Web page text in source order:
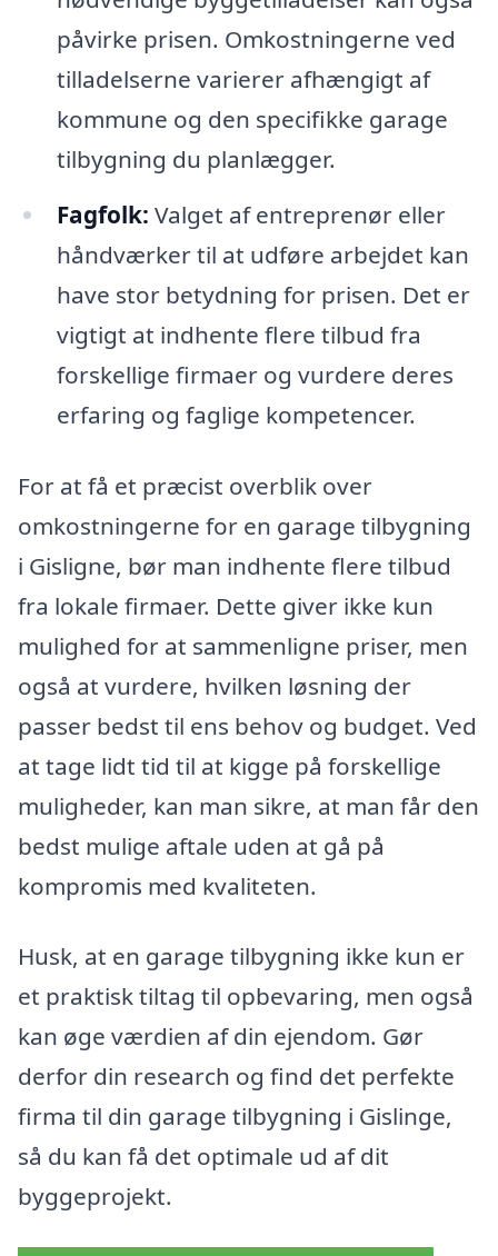
påvirke prisen. Omkostningerne ved
tilladelserne varierer afhængigt af
kommune og den specifikke garage
tilbygning du planlægger.
Fagfolk: Valget af entreprenør eller
håndværker til at udføre arbejdet kan
have stor betydning for prisen. Det er
vigtigt at indhente flere tilbud fra
forskellige firmaer og vurdere deres
erfaring og faglige kompetencer.
For at få et præcist overblik over
omkostningerne for en garage tilbygning
i Gisligne, bør man indhente flere tilbud
fra lokale firmaer. Dette giver ikke kun
mulighed for at sammenligne priser, men
også at vurdere, hvilken løsning der
passer bedst til ens behov og budget. Ved
at tage lidt tid til at kigge på forskellige
muligheder, kan man sikre, at man får den
bedst mulige aftale uden at gå på
kompromis med kvaliteten.
Husk, at en garage tilbygning ikke kun er
et praktisk tiltag til opbevaring, men også
kan øge værdien af din ejendom. Gør
derfor din research og find det perfekte
firma til din garage tilbygning i Gislinge,
så du kan få det optimale ud af dit
byggeprojekt.